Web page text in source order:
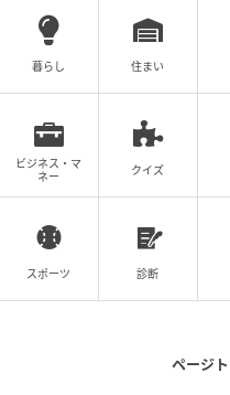
の手続きは、すべて夫
た。私に丸投げしてい
いられたようです。
再婚の申し出
離婚から10カ月が経っ
した。「色々と水に流
いぞ」という上から目
です。
べて自分でやることに
暮らし 住まい
ビジネス・マ
ネー
クイズ
スポーツ 診断
ページ